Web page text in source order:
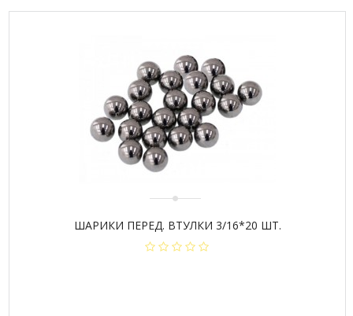
ШАРИКИ ПЕРЕД. ВТУЛКИ 3/16*20 ШТ.